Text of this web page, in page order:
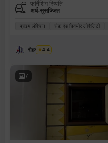
फर्निशिंग स्थिति
अर्ध-सुसज्जित
प्राइम लोकेशन सेफ़ एंड सिक्योर लोकैलिटी
रोहन कविते
4.4
7